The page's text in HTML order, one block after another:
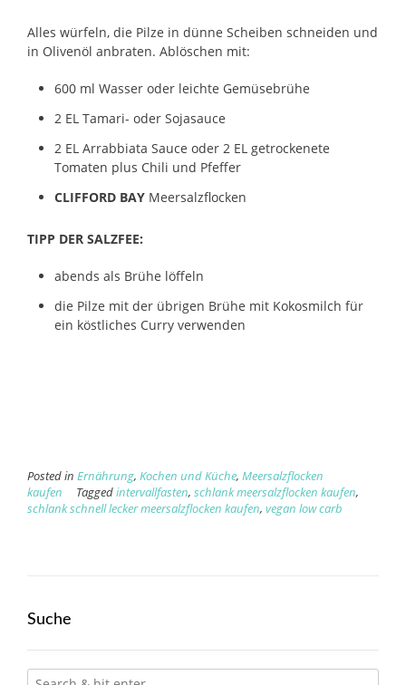
Alles würfeln, die Pilze in dünne Scheiben schneiden und
in Olivenöl anbraten. Ablöschen mit:
600 ml Wasser oder leichte Gemüsebrühe
2 EL Tamari- oder Sojasauce
2 EL Arrabbiata Sauce oder 2 EL getrockenete
Tomaten plus Chili und Pfeffer
CLIFFORD BAY Meersalzflocken
TIPP DER SALZFEE:
abends als Brühe löffeln
die Pilze mit der übrigen Brühe mit Kokosmilch für
ein köstliches Curry verwenden
Posted in Ernährung, Kochen und Küche, Meersalzflocken
kaufen
Taggedintervallfasten, schlank meersalzflocken kaufen,
schlank schnell lecker meersalzflocken kaufen, vegan low carb
Suche